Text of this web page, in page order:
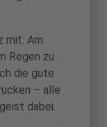
mit: Am
Regen zu
die gute
– alle
dabei.